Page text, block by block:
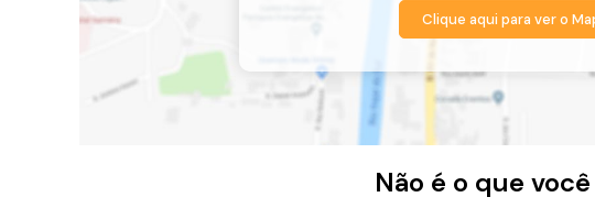
Clique aqui para ver o
Não é o que